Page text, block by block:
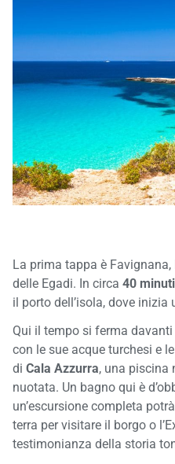
La prima tappa è Favignana,
delle Egadi. In circa 40
il porto dell’isola, dove inizia
Qui il tempo si ferma
con le sue acque turchesi e
di Cala Azzurra, una piscina
nuotata. Un bagno qui è
un’escursione completa
terra per visitare il borgo o
testimonianza della storia